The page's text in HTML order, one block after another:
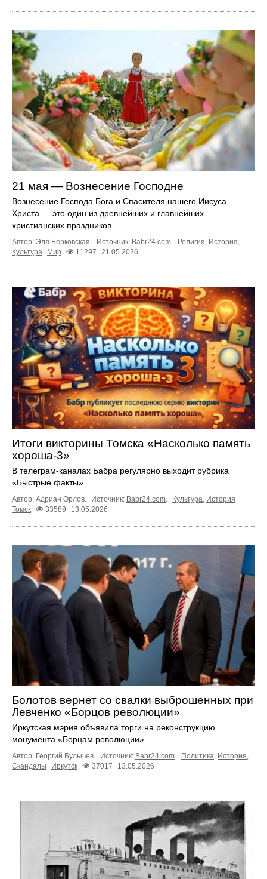
21 мая — Вознесение Господне
Вознесение Господа Бога и Спасителя нашего Иисуса
Христа — это один из древнейших и главнейших
христианских праздников.
Автор: Эля Берковская. Источник: Babr24.com. Религия, История,
Культура
Мир 11297 21.05.2026
Итоги викторины Томска «Насколько память
хороша-3»
В телеграм-каналах Бабра регулярно выходит рубрика
«Быстрые факты».
Автор: Адриан Орлов. Источник: Babr24.com Культура История
Томск
33589 13.05.2026
Болотов вернет со свалки выброшенных при
Левченко «Борцов революции»
Иркутская мэрия объявила торги на реконструкцию
монумента «Борцам революции».
Автор: Георгий Булычев. Источник: Babr24.com. Политика, История,
Скандалы
Иркутск 37017 13.05.2026